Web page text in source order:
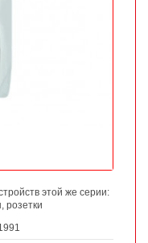
этой же серии:
розетки